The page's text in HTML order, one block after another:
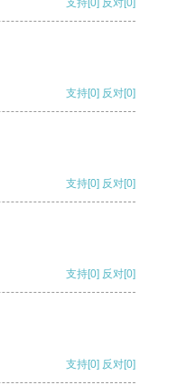
支持[0] 反对[0]
支持[0] 反对[0]
支持[0] 反对[0]
支持[0] 反对[0]
支持[0] 反对[0]